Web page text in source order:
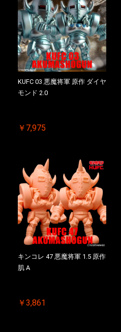
KUFC 03 悪魔将軍 原作 ダイヤ
モンド 2.0
￥7,975
キンコレ 47 悪魔将軍 1.5 原作
肌 A
￥3,861